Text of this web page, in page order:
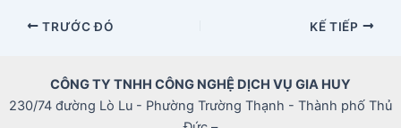
Điều
TRƯỚC ĐÓ KẾ TIẾP
CÔNG TY TNHH CÔNG NGHỆ DỊCH VỤ GIA HUY
230/74 đường Lò Lu - Phường Trường Thạnh - Thành phố Thủ